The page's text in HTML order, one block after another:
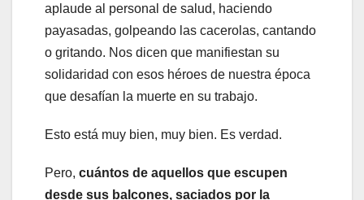
aplaude al personal de salud, haciendo
payasadas, golpeando las cacerolas, cantando
o gritando. Nos dicen que manifiestan su
solidaridad con esos héroes de nuestra época
que desafían la muerte en su trabajo.
Esto está muy bien, muy bien. Es verdad.
Pero, cuántos de aquellos que escupen
desde sus balcones, saciados por la